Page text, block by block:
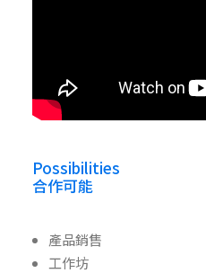
Possibilities
合作可能
產品銷售
工作坊